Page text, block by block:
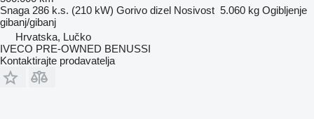
Snaga 286 k.s. (210 kW) Gorivo dizel Nosivost 5.060 kg Ogibljenje
gibanj/gibanj
Hrvatska, Lučko
IVECO PRE-OWNED BENUSSI
Kontaktirajte prodavatelja